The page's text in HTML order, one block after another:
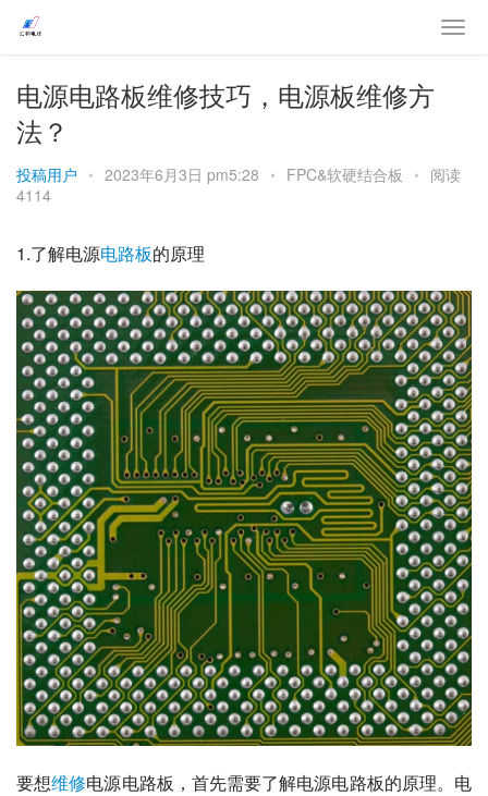
电源电路板维修技巧，电源板维修方
法？
投稿用户 • 2023年6月3日 pm5:28 • FPC&软硬结合板 • 阅读
4114
1.了解电源电路板的原理
要想维修电源电路板，首先需要了解电源电路板的原理。电